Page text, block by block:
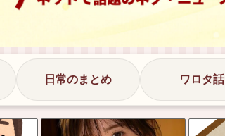
日常のまとめ ワロタ話